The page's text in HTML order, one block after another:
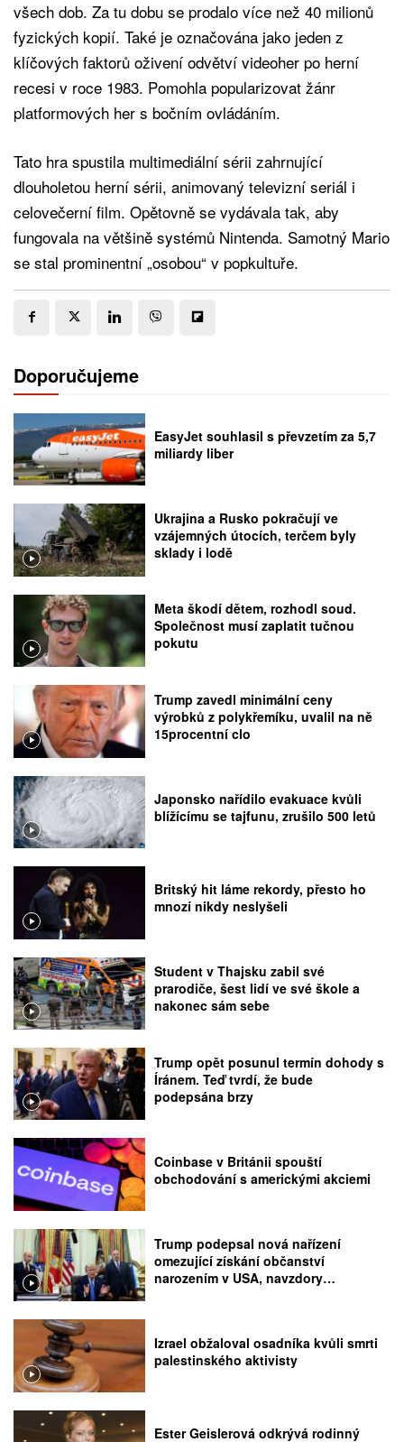
všech dob. Za tu dobu se prodalo více než 40 milionů
fyzických kopií. Také je označována jako jeden z
klíčových faktorů oživení odvětví videoher po herní
recesi v roce 1983. Pomohla popularizovat žánr
platformových her s bočním ovládáním.
Tato hra spustila multimediální sérii zahrnující
dlouholetou herní sérii, animovaný televizní seriál i
celovečerní film. Opětovně se vydávala tak, aby
fungovala na většině systémů Nintenda. Samotný Mario
se stal prominentní „osobou“ v popkultuře.
Doporučujeme
EasyJet souhlasil s převzetím za 5,7
miliardy liber
Ukrajina a Rusko pokračují ve
vzájemných útocích, terčem byly
sklady i lodě
Meta škodí dětem, rozhodl soud.
Společnost musí zaplatit tučnou
pokutu
Trump zavedl minimální ceny
výrobků z polykřemíku, uvalil na ně
15procentní clo
Japonsko nařídilo evakuace kvůli
blížícímu se tajfunu, zrušilo 500 letů
Britský hit láme rekordy, přesto ho
mnozí nikdy neslyšeli
Student v Thajsku zabil své
prarodiče, šest lidí ve své škole a
nakonec sám sebe
Trump opět posunul termín dohody s
Íránem. Teď tvrdí, že bude
podepsána brzy
Coinbase v Británii spouští
obchodování s americkými akciemi
Trump podepsal nová nařízení
omezující získání občanství
narozením v USA, navzdory
Izrael obžaloval osadníka kvůli smrti
palestinského aktivisty
Ester Geislerová odkrývá rodinný